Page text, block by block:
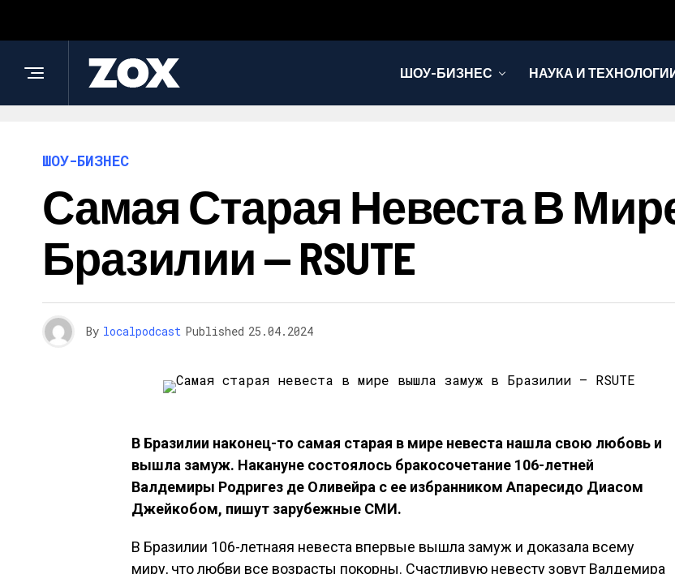
ШОУ-БИЗНЕС НАУКА И
ШОУ-БИЗНЕС
Самая Старая Невеста В
Бразилии — RSUTE
By localpodcast Published 25.04.2024
В Бразилии наконец-то самая старая в мире невеста нашла свою любовь и
вышла замуж. Накануне состоялось бракосочетание 106-летней
Валдемиры Родригез де Оливейра с ее избранником Апаресидо Диасом
Джейкобом, пишут зарубежные СМИ.
В Бразилии 106-летнаяя невеста впервые вышла замуж и доказала всему
миру, что любви все возрасты покорны. Счастливую невесту зовут Валдемира